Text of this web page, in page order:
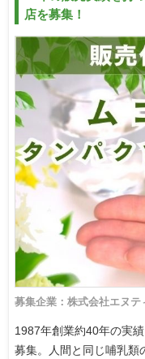
店を募集！
募集企業：株式会社エヌテ
1987年創業約40年の実
募集。人間と同じ哺乳類